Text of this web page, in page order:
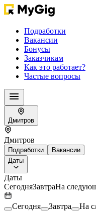
Подработки
Вакансии
Бонусы
Заказчикам
Как это работает?
Частые вопросы
Дмитров
Дмитров
Подработки
Вакансии
Даты
Даты
СегодняЗавтраНа
Сегодня Завтра На